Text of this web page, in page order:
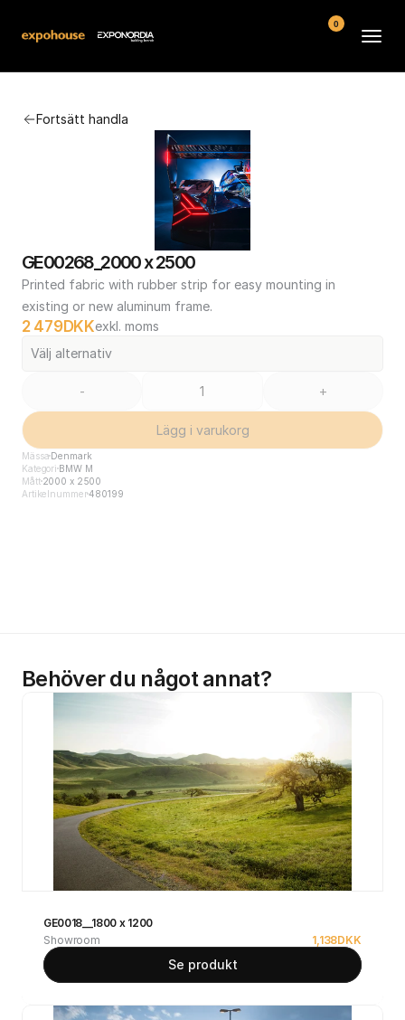
Fortsätt handla
GE00268_2000 x 2500
Printed fabric with rubber strip for easy mounting in
existing or new aluminum frame.
2 479DKKexkl. moms
Välj alternativ
- +
Lägg i varukorg
Mässa Denmark
Kategori BMW M
Mått2000 x 2500
Artikelnummer480199
Behöver du något annat?
GE0018__1800 x 1200
Showroom
1,138DKK
Se produkt
Kontakt
Köpvillkor
0